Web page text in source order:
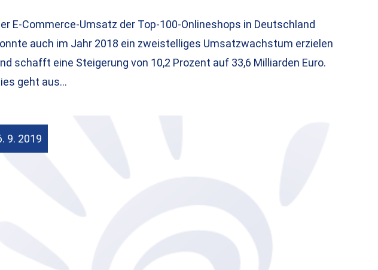
E-Commerce-Umsatz der Top-100-Onlineshops in Deutschland
auch im Jahr 2018 ein zweistelliges Umsatzwachstum erzielen
schafft eine Steigerung von 10,2 Prozent auf 33,6 Milliarden Euro.
geht aus…
9. 2019